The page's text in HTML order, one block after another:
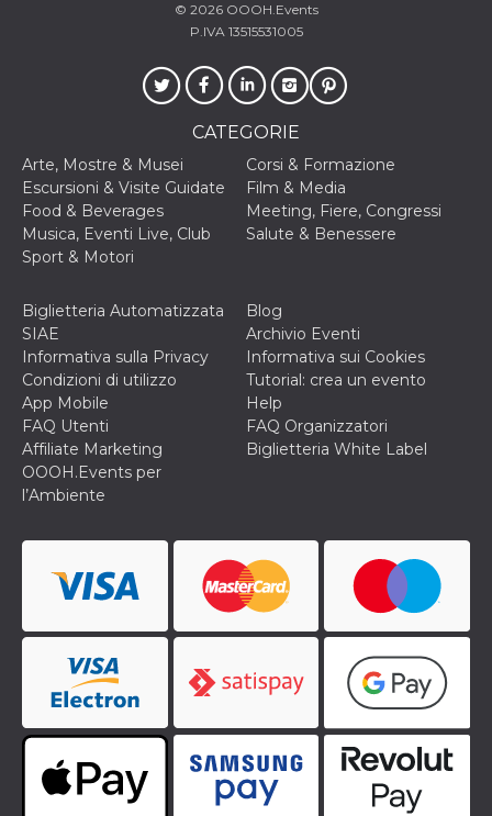
© 2026OOOH.Events
P.IVA 13515531005
CATEGORIE
Arte, Mostre & Musei
Corsi & Formazione
Escursioni & Visite Guidate
Film & Media
Food & Beverages
Meeting, Fiere, Congressi
Musica, Eventi Live, Club
Salute & Benessere
Sport & Motori
Biglietteria Automatizzata
SIAE
Blog
Archivio Eventi
Informativa sulla Privacy
Informativa sui Cookies
Condizioni di utilizzo
Tutorial: crea un evento
App Mobile
Help
FAQ Utenti
FAQ Organizzatori
Affiliate Marketing
Biglietteria White Label
OOOH.Events per
l’Ambiente